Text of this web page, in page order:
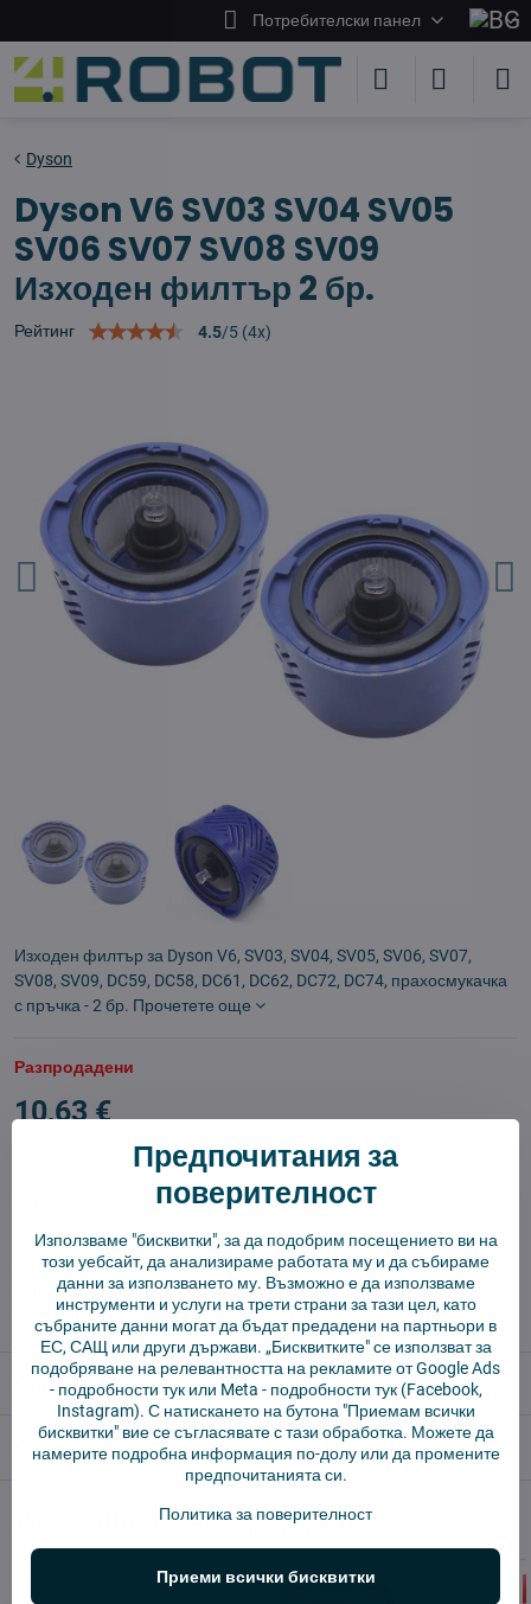
Потребителски панел
Dyson
Dyson V6 SV03 SV04 SV05
SV06 SV07 SV08 SV09
Изходен филтър 2 бр.
Рейтинг 4.5/5 (4x)
Изходен филтър за Dyson V6, SV03, SV04, SV05, SV06, SV07,
SV08, SV09, DC59, DC58, DC61, DC62, DC72, DC74, прахосмукачка
с пръчка - 2 бр. Прочетете още
Разпродадени
10,63 €
Доставки
Vysajto.sk
✅ Готов за изпращане веднага
✅ БЕЗПЛАТНА доставка над 55 EUR.
✅ 14 дни политика за връщане
Описание
Отзиви 0
Алтернативни продукти
Предпочитания за
поверителност
Използваме "бисквитки", за да подобрим посещението ви на
този уебсайт, да анализираме работата му и да събираме
данни за използването му. Възможно е да използваме
инструменти и услуги на трети страни за тази цел, като
събраните данни могат да бъдат предадени на партньори в
ЕС, САЩ или други държави. „Бисквитките" се използват за
подобряване на релевантността на рекламите от Google Ads
- подробности тукили Meta - подробности тук(Facebook,
Instagram). С натискането на бутона "Приемам всички
бисквитки" вие се съгласявате с тази обработка. Можете да
намерите подробна информация по-долу или да промените
предпочитанията си.
Политика за поверителност
Приеми всички бисквитки